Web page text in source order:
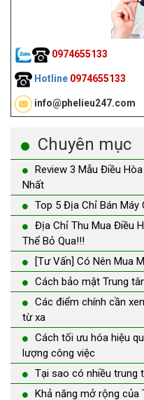
0974655133
Hotline 0974655133
info@phelieu247.com
Chuyên mục
Review 3 Mẫu Điều
Nhất
Top 5 Địa Chỉ Bán Máy
Địa Chỉ Thu Mua Điều
Thể Bỏ Qua!!!
[Tư Vấn] Có Nên Mua
Cách bảo mật Trung
Các điểm chính cần
từ xa
Cách tối ưu hóa hiệu
lượng công việc
Tại sao có nhiều trung
Khả năng mở rộng của